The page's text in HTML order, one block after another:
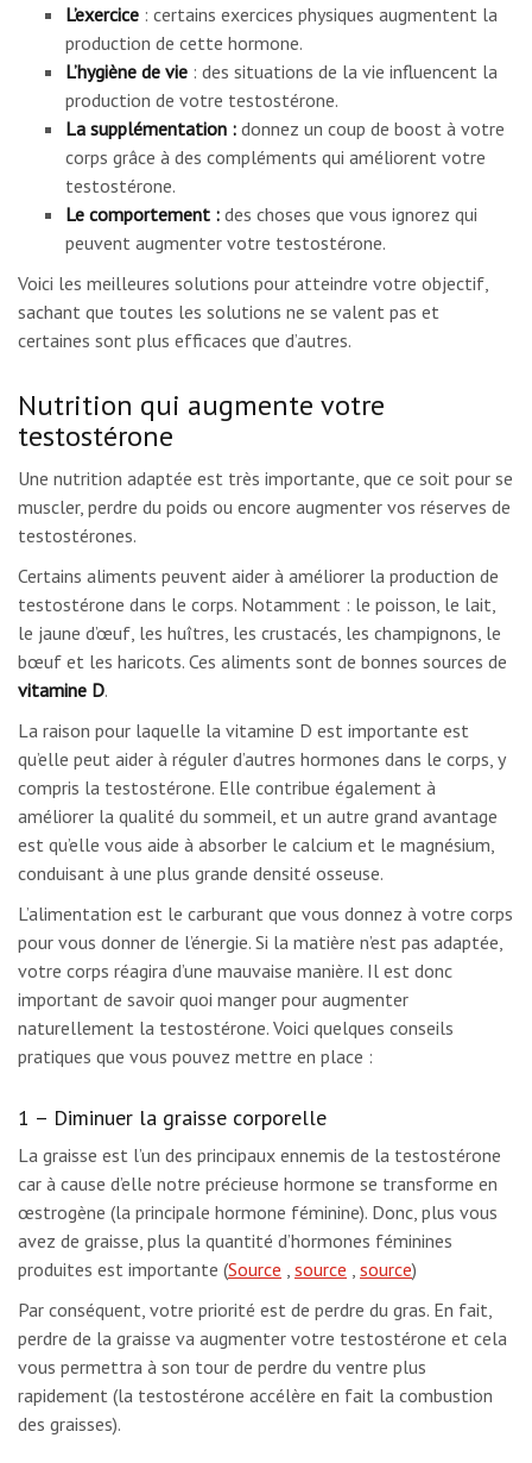
L’exercice : certains exercices physiques augmentent la
production de cette hormone.
L’hygiène de vie : des situations de la vie influencent la
production de votre testostérone.
La supplémentation : donnez un coup de boost à votre
corps grâce à des compléments qui améliorent votre
testostérone.
Le comportement : des choses que vous ignorez qui
peuvent augmenter votre testostérone.
Voici les meilleures solutions pour atteindre votre objectif,
sachant que toutes les solutions ne se valent pas et
certaines sont plus efficaces que d’autres.
Nutrition qui augmente votre
testostérone
Une nutrition adaptée est très importante, que ce soit pour se
muscler, perdre du poids ou encore augmenter vos réserves de
testostérones.
Certains aliments peuvent aider à améliorer la production de
testostérone dans le corps. Notamment : le poisson, le lait,
le jaune d’œuf, les huîtres, les crustacés, les champignons, le
bœuf et les haricots. Ces aliments sont de bonnes sources de
vitamine D.
La raison pour laquelle la vitamine D est importante est
qu’elle peut aider à réguler d’autres hormones dans le corps, y
compris la testostérone. Elle contribue également à
améliorer la qualité du sommeil, et un autre grand avantage
est qu’elle vous aide à absorber le calcium et le magnésium,
conduisant à une plus grande densité osseuse.
L’alimentation est le carburant que vous donnez à votre corps
pour vous donner de l’énergie. Si la matière n’est pas adaptée,
votre corps réagira d’une mauvaise manière. Il est donc
important de savoir quoi manger pour augmenter
naturellement la testostérone. Voici quelques conseils
pratiques que vous pouvez mettre en place :
1 – Diminuer la graisse corporelle
La graisse est l’un des principaux ennemis de la testostérone
car à cause d’elle notre précieuse hormone se transforme en
œstrogène (la principale hormone féminine). Donc, plus vous
avez de graisse, plus la quantité d’hormones féminines
produites est importante (Source , source , source)
Par conséquent, votre priorité est de perdre du gras. En fait,
perdre de la graisse va augmenter votre testostérone et cela
vous permettra à son tour de perdre du ventre plus
rapidement (la testostérone accélère en fait la combustion
des graisses).